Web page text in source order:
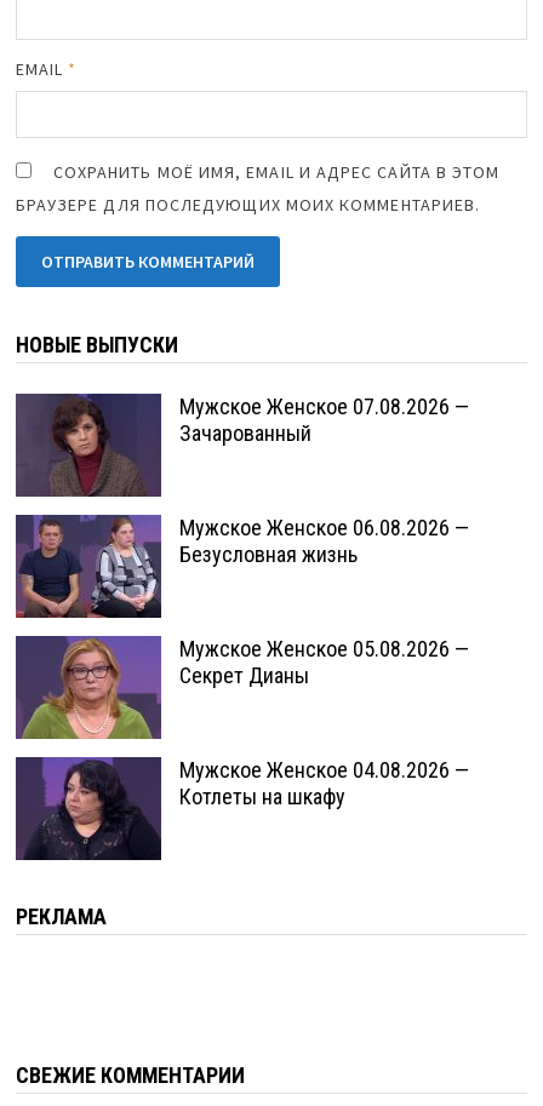
EMAIL *
СОХРАНИТЬ МОЁ ИМЯ, EMAIL И АДРЕС САЙТА В ЭТОМ
БРАУЗЕРЕ ДЛЯ ПОСЛЕДУЮЩИХ МОИХ КОММЕНТАРИЕВ.
НОВЫЕ ВЫПУСКИ
Мужское Женское 07.08.2026 —
Зачарованный
Мужское Женское 06.08.2026 —
Безусловная жизнь
Мужское Женское 05.08.2026 —
Секрет Дианы
Мужское Женское 04.08.2026 —
Котлеты на шкафу
РЕКЛАМА
СВЕЖИЕ КОММЕНТАРИИ